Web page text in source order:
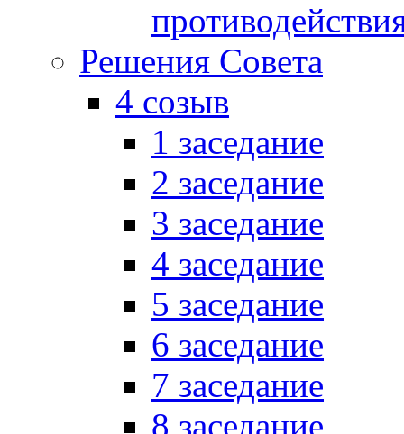
Решения Совета
4 созыв
1 заседание
2 заседание
3 заседание
4 заседание
5 заседание
6 заседание
7 заседание
8 заседание